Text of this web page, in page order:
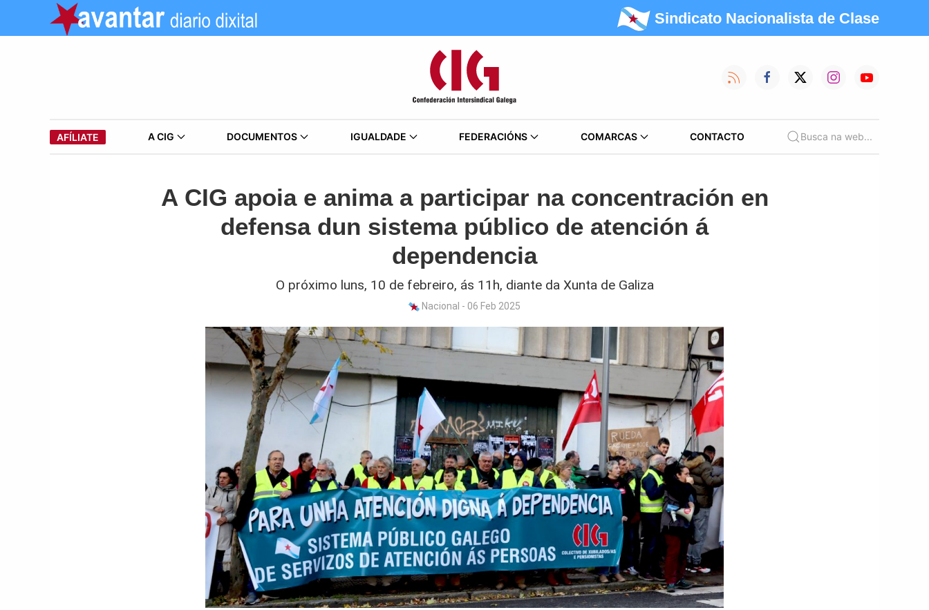
Sindicato Nacionalista de Clase
AFÍLIATE A CIG DOCUMENTOS IGUALDADE FEDERACIÓNS COMARCAS CONTACTO Busca na web...
A CIG apoia e anima a participar na concentración en
defensa dun sistema público de atención á
dependencia
O próximo luns, 10 de febreiro, ás 11h, diante da Xunta de Galiza
Nacional - 06 Feb 2025